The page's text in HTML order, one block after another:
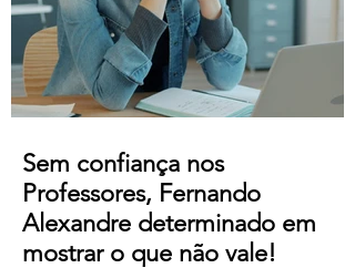
1 euro por resposta classificada. Em vez
de falar de remu
Sem confiança nos
Professores, Fernando
Alexandre determinado em
mostrar o que não vale!